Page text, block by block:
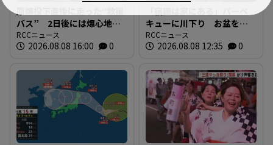
原爆投下直後に走った“救援
バス” 2日後には爆心地至
近に路線バスも 戦時下か
ら復興まで支えた“バスの歴
RCCニュース
2026.08.08 16:00 0
キューに川下り お盆をふ
るさとで 帰省ラッシュピ
ークで新幹線の下りはほぼ
物を持った人たちで混雑
広島
RCCニュース
2026.08.08 12:35 0